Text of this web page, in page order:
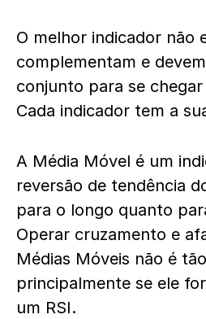
O melhor indicador não
complementam e
conjunto para se
Cada indicador tem a
A Média Móvel é um
reversão de tendência
para o longo quanto
Operar cruzamento e
Médias Móveis não é
principalmente se ele
um RSI.